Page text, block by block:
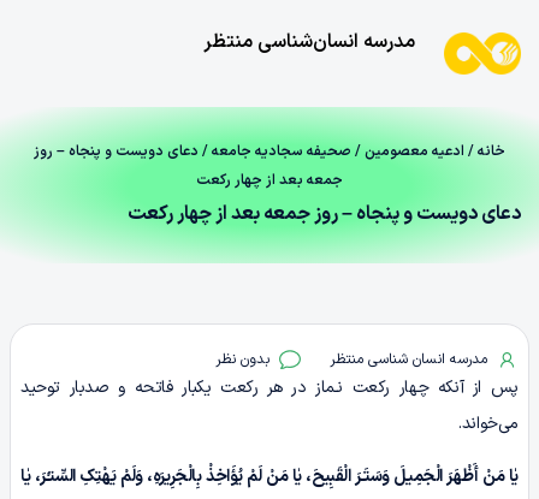
مدرسه انسان‌شناسی منتظر
خانه/ ادعیه معصومین/ صحیفه سجادیه جامعه/ دعای دویست‌ و پنجاه – روز
جمعه بعد از چهار رکعت
دعای دویست‌ و پنجاه – روز جمعه بعد از چهار رکعت
مدرسه انسان شناسی منتظر بدون نظر
پس از آنکه چهار رکعت نـماز در هر رکعت یکبار فاتحه و صدبار توحید
می‌خواند.
یٰا مَنْ‏ أَظْهَرَ الْجَمِیلَ‏ وَسَتَـرَ الْقَبِیحَ،‏ یٰا مَنْ لَمْ یُؤَاخِذْ بِالْجَرِیرَهِ، وَلَمْ یَهْتِکِ السِّتـْرَ، یٰا